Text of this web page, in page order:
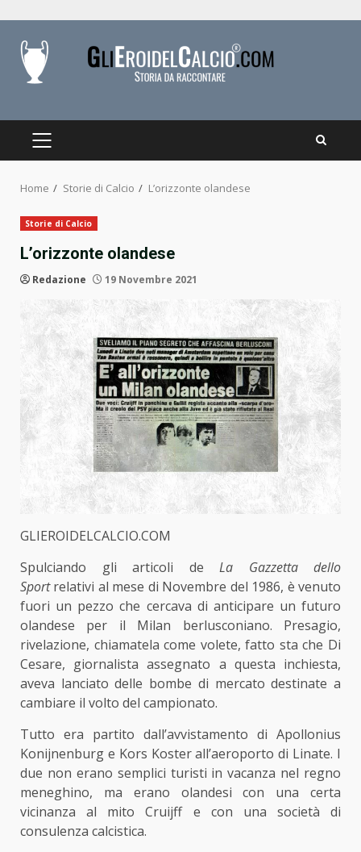
content
PRIMARY
Home Storie di Calcio L’orizzonte olandese
Storie di Calcio
L’orizzonte olandese
Redazione 19 Novembre 2021
GLIEROIDELCALCIO.COM
Spulciando gli articoli de La Gazzetta dello
Sportrelativi al mese di Novembre del 1986, è venuto
fuori un pezzo che cercava di anticipare un futuro
olandese per il Milan berlusconiano. Presagio,
rivelazione, chiamatela come volete, fatto sta che Di
Cesare, giornalista assegnato a questa inchiesta,
aveva lanciato delle bombe di mercato destinate a
cambiare il volto del campionato.
Tutto era partito dall’avvistamento di Apollonius
Konijnenburg e Kors Koster all’aeroporto di Linate. I
due non erano semplici turisti in vacanza nel regno
meneghino, ma erano olandesi con una certa
vicinanza al mito Cruijff e con una società di
consulenza calcistica.